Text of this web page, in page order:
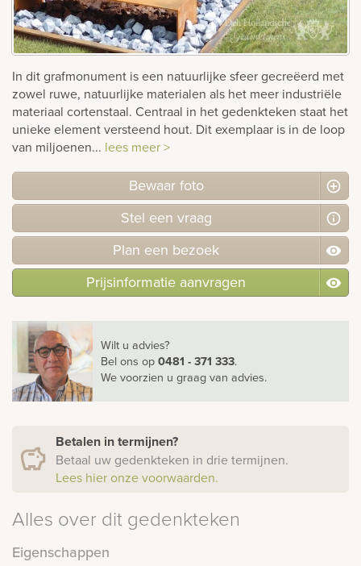
In dit grafmonument is een natuurlijke sfeer gecreëerd met
zowel ruwe, natuurlijke materialen als het meer industriële
materiaal cortenstaal. Centraal in het gedenkteken staat het
unieke element versteend hout. Dit exemplaar is in de loop
van miljoenen... lees meer >
Bewaar foto
Stel een vraag
Plan een bezoek
Prijsinformatie aanvragen
Wilt u advies?
Bel ons op0481 - 371 333.
We voorzien u graag van advies.
Betalen in termijnen?
Betaal uw gedenkteken in drie termijnen.
Lees hier onze voorwaarden.
Alles over dit gedenkteken
Eigenschappen